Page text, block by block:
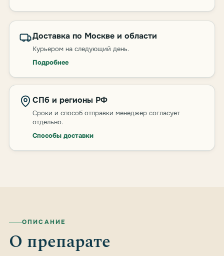
Доставка по Москве и области
Курьером на следующий день.
Подробнее
СПб и регионы РФ
Сроки и способ отправки менеджер согласует
отдельно.
Способы доставки
ОПИСАНИЕ
О препарате